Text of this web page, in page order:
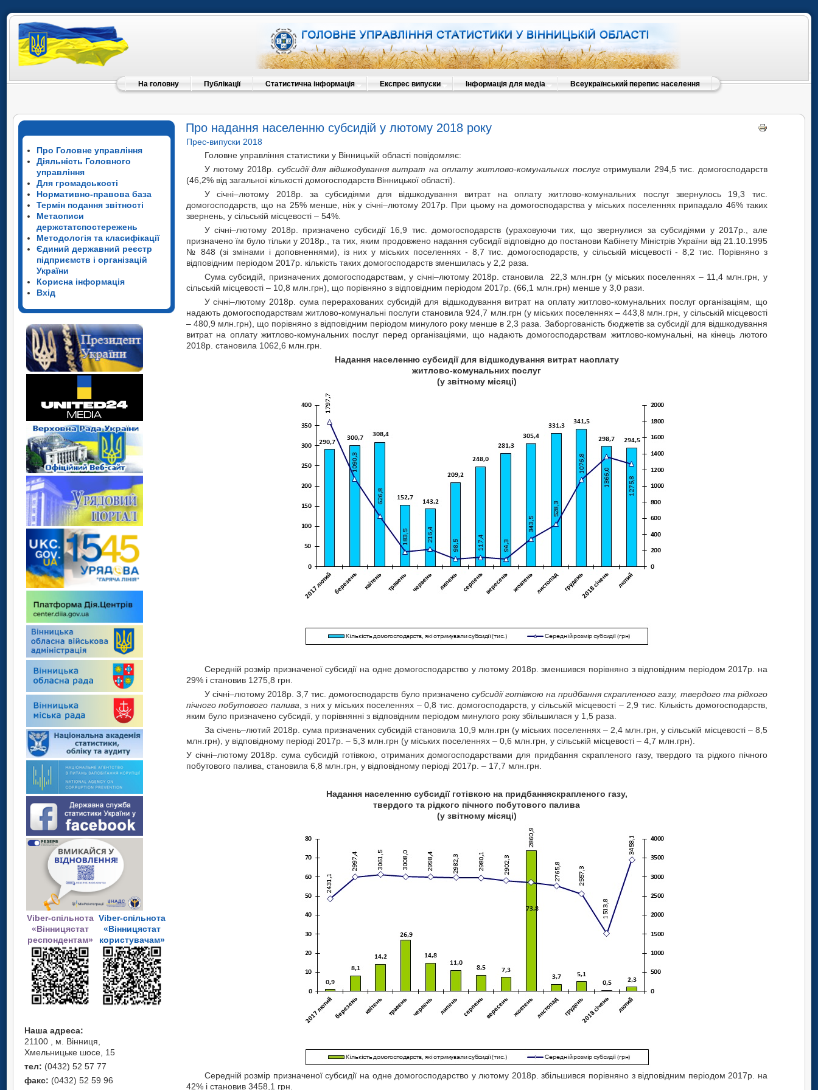
На головну Публікації Статистична інформація Експрес випуски Інформація для медіа Всеукраїнський перепис населення
Про Головне управління
Діяльність Головного
управління
Для громадськості
Нормативно-правова база
Термін подання звітності
Метаописи
держстатспостережень
Методологія та класифікації
Єдиний державний реєстр
підприємств і організацій
України
Корисна інформація
Вхід
Viber-спільнота
«Вінницястат
респондентам»
Viber-спільнота
«Вінницястат
користувачам»
Наша адреса:
21100 , м. Вінниця,
Хмельницьке шосе, 15
тел: (0432) 52 57 77
факс: (0432) 52 59 96
Про надання населенню субсидій у лютому 2018 року
Прес-випуски 2018
Головне управління статистики у Вінницькій області повідомляє:
У лютому 2018р. субсидії для відшкодування витрат на оплату житлово-комунальних послуготримували 294,5 тис. домогосподарств
(46,2% від загальної кількості домогосподарств Вінницької області).
У січні–лютому 2018р. за субсидіями для відшкодування витрат на оплату житлово-комунальних послуг звернулось 19,3 тис.
домогосподарств, що на 25% менше, ніж у січні–лютому 2017р. При цьому на домогосподарства у міських поселеннях припадало 46% таких
звернень, у сільській місцевості – 54%.
У січні–лютому 2018р. призначено субсидії 16,9 тис. домогосподарств (ураховуючи тих, що звернулися за субсидіями у 2017р., але
призначено їм було тільки у 2018р., та тих, яким продовжено надання субсидії відповідно до постанови Кабінету Міністрів України від 21.10.1995
№ 848 (зі змінами і доповненнями), із них у міських поселеннях - 8,7 тис. домогосподарств, у сільській місцевості - 8,2 тис. Порівняно з
відповідним періодом 2017р. кількість таких домогосподарств зменшилась у 2,2 раза.
Сума субсидій, призначених домогосподарствам, у січні–лютому 2018р. становила 22,3 млн.грн (у міських поселеннях – 11,4 млн.грн, у
сільській місцевості – 10,8 млн.грн), що порівняно з відповідним періодом 2017р. (66,1 млн.грн) менше у 3,0 рази.
У січні–лютому 2018р. сума перерахованих субсидій для відшкодування витрат на оплату житлово-комунальних послуг організаціям, що
надають домогосподарствам житлово-комунальні послуги становила 924,7 млн.грн (у міських поселеннях – 443,8 млн.грн, у сільській місцевості
– 480,9 млн.грн), що порівняно з відповідним періодом минулого року менше в 2,3 раза. Заборгованість бюджетів за субсидії для відшкодування
витрат на оплату житлово-комунальних послуг перед організаціями, що надають домогосподарствам житлово-комунальні, на кінець лютого
2018р. становила 1062,6 млн.грн.
Надання населенню субсидії для відшкодування витрат наоплату
житлово-комунальних послуг
(у звітному місяці)
Середній розмір призначеної субсидії на одне домогосподарство у лютому 2018р. зменшився порівняно з відповідним періодом 2017р. на
29% і становив 1275,8 грн.
У січні–лютому 2018р. 3,7 тис. домогосподарств було призначено субсидії готівкою на придбання скрапленого газу, твердого та рідкого
пічного побутового палива , з них у міських поселеннях – 0,8 тис. домогосподарств, у сільській місцевості – 2,9 тис. Кількість домогосподарств,
яким було призначено субсидії, у порівнянні з відповідним періодом минулого року збільшилася у 1,5 раза.
За січень–лютий 2018р. сума призначених субсидій становила 10,9 млн.грн (у міських поселеннях – 2,4 млн.грн, у сільській місцевості – 8,5
млн.грн), у відповідному періоді 2017р. – 5,3 млн.грн (у міських поселеннях – 0,6 млн.грн, у сільській місцевості – 4,7 млн.грн).
У січні–лютому 2018р. сума субсидій готівкою, отриманих домогосподарствами для придбання скрапленого газу, твердого та рідкого пічного
побутового палива, становила 6,8 млн.грн, у відповідному періоді 2017р. – 17,7 млн.грн.
Надання населенню субсидії готівкою на придбанняскрапленого газу,
твердого та рідкого пічного побутового палива
(у звітному місяці)
Середній розмір призначеної субсидії на одне домогосподарство у лютому 2018р. збільшився порівняно з відповідним періодом 2017р. на
42% і становив 3458,1 грн.